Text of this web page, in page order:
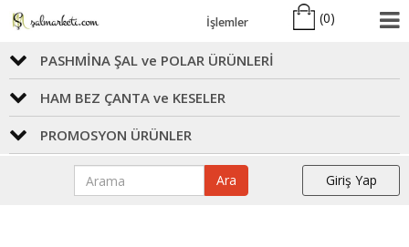
İşlemler (0)
PASHMİNA ŞAL ve POLAR ÜRÜNLERİ
HAM BEZ ÇANTA ve KESELER
PROMOSYON ÜRÜNLER
Ara Giriş Yap